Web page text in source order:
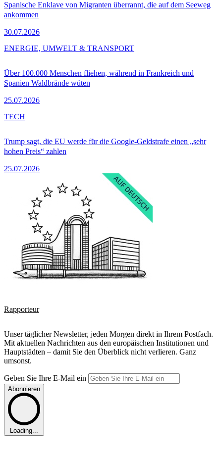
Spanische Enklave von Migranten überrannt, die auf dem Seeweg
ankommen
30.07.2026
Über 100.000 Menschen fliehen, während in Frankreich und
Spanien Waldbrände wüten
25.07.2026
ENERGIE, UMWELT & TRANSPORT
Trump sagt, die EU werde für die Google-Geldstrafe einen „sehr
hohen Preis“ zahlen
25.07.2026
TECH
Rapporteur
Unser täglicher Newsletter, jeden Morgen direkt in Ihrem Postfach.
Mit aktuellen Nachrichten aus den europäischen Institutionen und
Hauptstädten – damit Sie den Überblick nicht verlieren. Ganz
umsonst.
Geben Sie Ihre E-Mail ein
Abonnieren
Loading...